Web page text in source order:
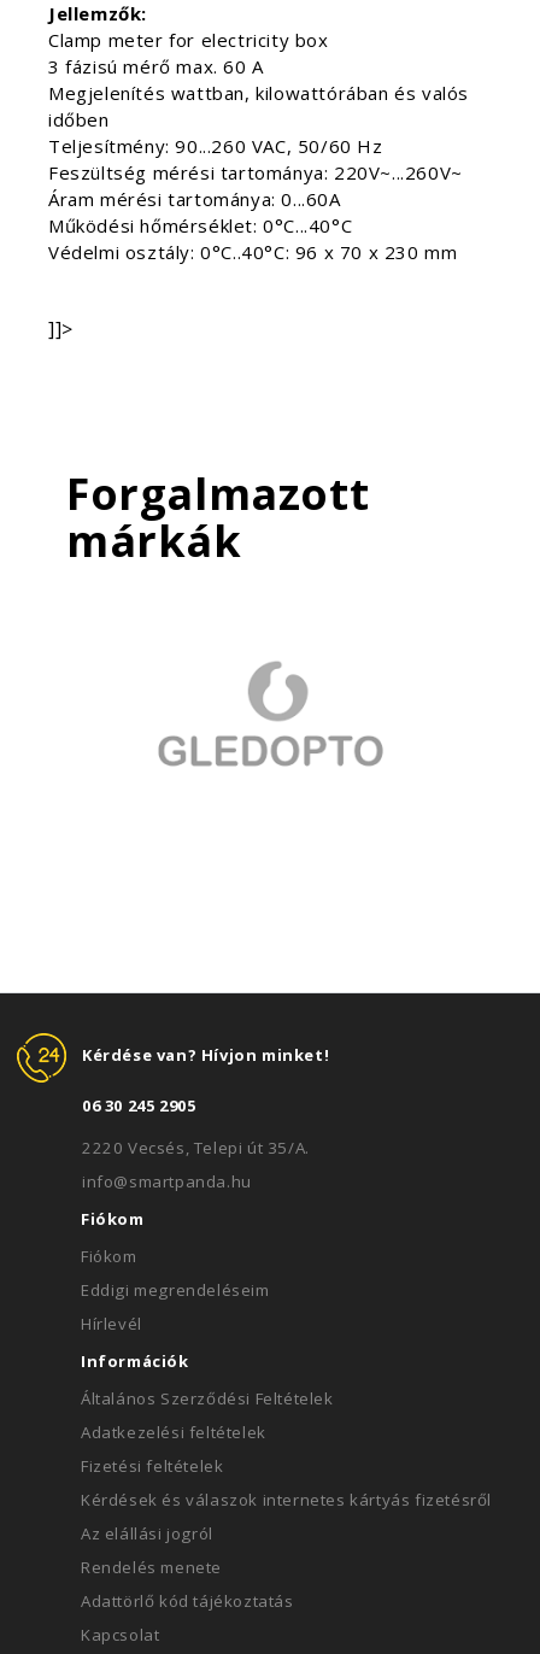
Jellemzők:
Clamp meter for electricity box
3 fázisú mérő max. 60 A
Megjelenítés wattban, kilowattórában és valós
időben
Teljesítmény: 90...260 VAC, 50/60 Hz
Feszültség mérési tartománya: 220V~...260V~
Áram mérési tartománya: 0...60A
Működési hőmérséklet: 0°C...40°C
Védelmi osztály: 0°C..40°C: 96 x 70 x 230 mm
]]>
Forgalmazott
márkák
Kérdése van? Hívjon minket!
06 30 245 2905
2220 Vecsés, Telepi út 35/A.
info@smartpanda.hu
Fiókom
Fiókom
Eddigi megrendeléseim
Hírlevél
Információk
Általános Szerződési Feltételek
Adatkezelési feltételek
Fizetési feltételek
Kérdések és válaszok internetes kártyás fizetésről
Az elállási jogról
Rendelés menete
Adattörlő kód tájékoztatás
Kapcsolat